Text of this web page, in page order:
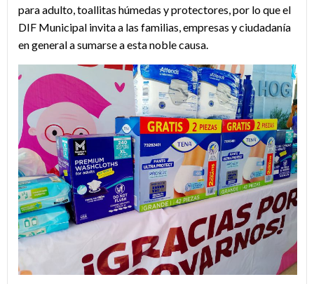
para adulto, toallitas húmedas y protectores, por lo que el
DIF Municipal invita a las familias, empresas y ciudadanía
en general a sumarse a esta noble causa.